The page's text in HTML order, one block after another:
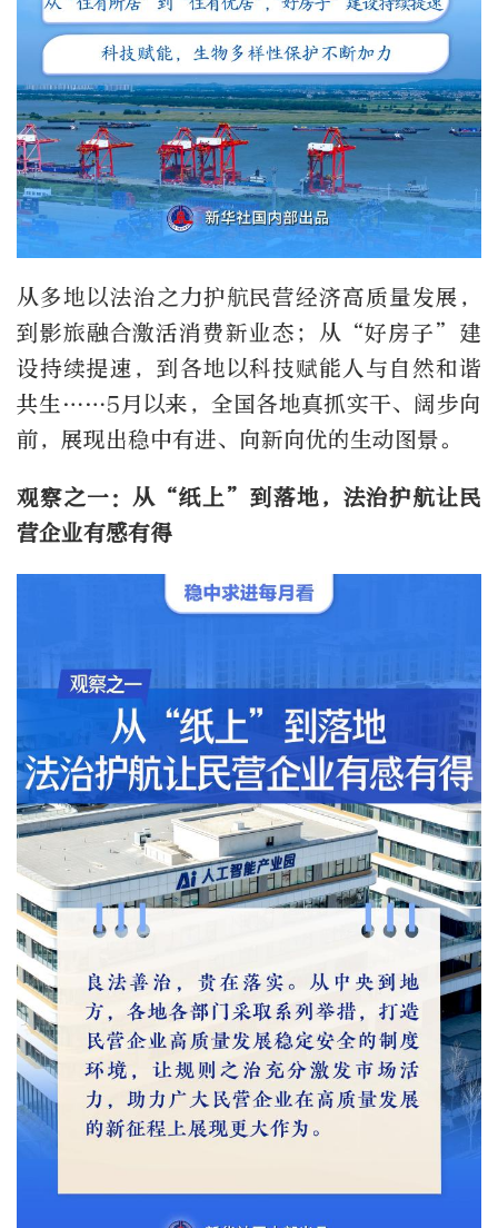
从多地以法治之力护航民营经济高质量发展，
到影旅融合激活消费新业态；从“好房子”建
设持续提速，到各地以科技赋能人与自然和谐
共生……5月以来，全国各地真抓实干、阔步向
前，展现出稳中有进、向新向优的生动图景。
观察之一：从“纸上”到落地，法治护航让民
营企业有感有得